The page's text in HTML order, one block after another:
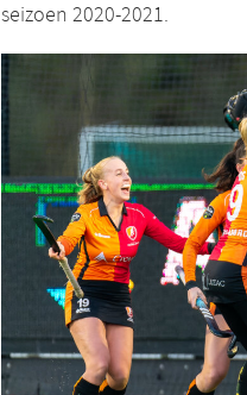
seizoen 2020-2021.